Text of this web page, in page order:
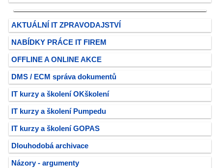
AKTUÁLNÍ IT ZPRAVODAJSTVÍ
NABÍDKY PRÁCE IT FIREM
OFFLINE A ONLINE AKCE
DMS / ECM správa dokumentů
IT kurzy a školení OKškolení
IT kurzy a školení Pumpedu
IT kurzy a školení GOPAS
Dlouhodobá archivace
Názory - argumenty